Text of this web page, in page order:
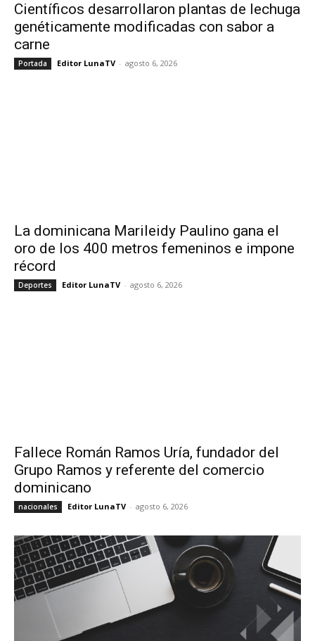
Científicos desarrollaron plantas de lechuga
genéticamente modificadas con sabor a
carne
Portada Editor LunaTV - agosto 6, 2026
La dominicana Marileidy Paulino gana el
oro de los 400 metros femeninos e impone
récord
Deportes Editor LunaTV - agosto 6, 2026
Fallece Román Ramos Uría, fundador del
Grupo Ramos y referente del comercio
dominicano
nacionales Editor LunaTV - agosto 6, 2026